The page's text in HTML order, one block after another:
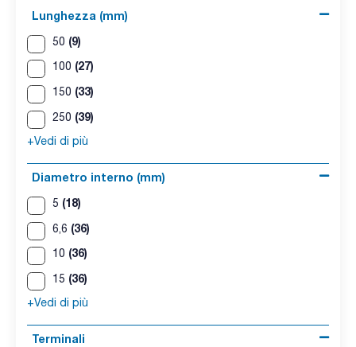
Lunghezza (mm)
50 (9)
100 (27)
150 (33)
250 (39)
+Vedi di più
Diametro interno (mm)
5 (18)
6,6 (36)
10 (36)
15 (36)
+Vedi di più
Terminali